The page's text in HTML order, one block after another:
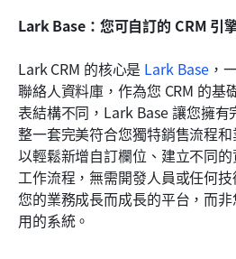
Lark Base：您可自訂的 CRM 引
Lark CRM 的核心是 Lark Base ，
聯絡人資料庫，作為您 CRM 的基
表結構不同，Lark Base 讓您擁有
整一套完美符合您獨特銷售流程
以輕鬆新增自訂欄位、建立不同
工作流程，無需開發人員或任何
您的業務成長而成長的平台，而
用的系統。